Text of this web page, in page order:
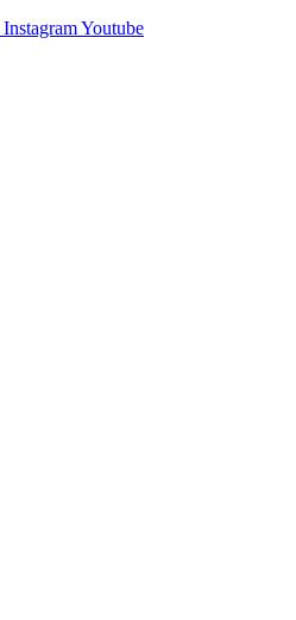
InstagramYoutube